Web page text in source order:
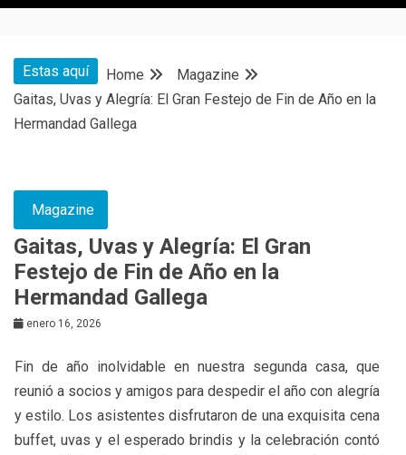
Venezuela
Estas aquí Home
Magazine
Gaitas, Uvas y Alegría: El Gran Festejo de Fin de Año en la
Hermandad Gallega
Magazine
Gaitas, Uvas y Alegría: El Gran
Festejo de Fin de Año en la
Hermandad Gallega
enero 16, 2026
Fin de año inolvidable en nuestra segunda casa, que
reunió a socios y amigos para despedir el año con alegría
y estilo. Los asistentes disfrutaron de una exquisita cena
buffet, uvas y el esperado brindis y la celebración contó